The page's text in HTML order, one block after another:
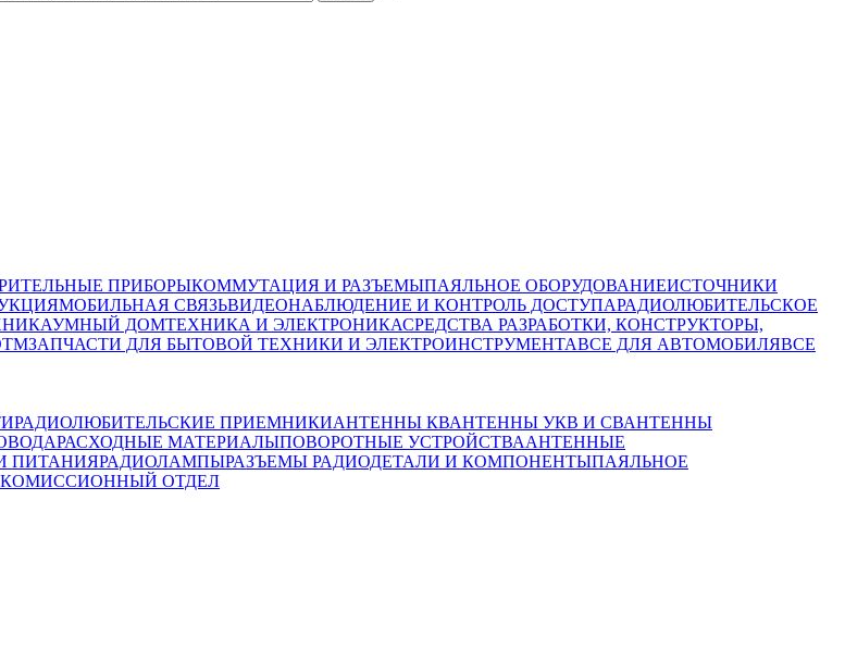
ПРИБОРЫКОММУТАЦИЯ И РАЗЪЕМЫПАЯЛЬНОЕ ОБОРУДОВАНИЕИСТОЧНИКИ
МОБИЛЬНАЯ СВЯЗЬВИДЕОНАБЛЮДЕНИЕ И КОНТРОЛЬ ДОСТУПАРАДИОЛЮБИТЕЛЬСКОЕ
УМНЫЙ ДОМТЕХНИКА И ЭЛЕКТРОНИКАСРЕДСТВА РАЗРАБОТКИ, КОНСТРУКТОРЫ,
ЗАПЧАСТИ ДЛЯ БЫТОВОЙ ТЕХНИКИ И ЭЛЕКТРОИНСТРУМЕНТАВСЕ ДЛЯ АВТОМОБИЛЯВСЕ
РАДИОЛЮБИТЕЛЬСКИЕ ПРИЕМНИКИАНТЕННЫ КВАНТЕННЫ УКВ И СВАНТЕННЫ
РАСХОДНЫЕ МАТЕРИАЛЫПОВОРОТНЫЕ УСТРОЙСТВААНТЕННЫЕ
ПИТАНИЯРАДИОЛАМПЫРАЗЪЕМЫ РАДИОДЕТАЛИ И КОМПОНЕНТЫПАЯЛЬНОЕ
КОМИССИОННЫЙ ОТДЕЛ